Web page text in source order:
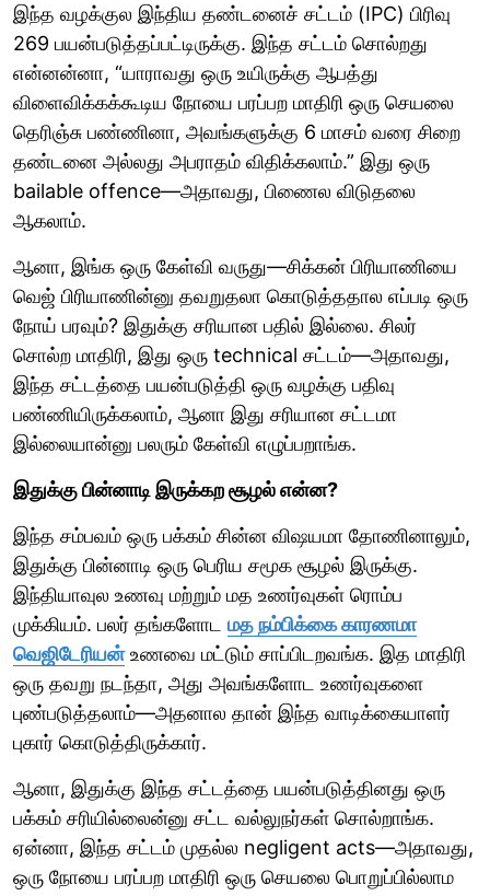
இந்த வழக்குல இந்திய தண்டனைச் சட்டம் (IPC) பிரிவு
269 பயன்படுத்தப்பட்டிருக்கு. இந்த சட்டம் சொல்றது
என்னன்னா, “யாராவது ஒரு உயிருக்கு ஆபத்து
விளைவிக்கக்கூடிய நோயை பரப்பற மாதிரி ஒரு செயலை
தெரிஞ்சு பண்ணினா, அவங்களுக்கு 6 மாசம் வரை சிறை
தண்டனை அல்லது அபராதம் விதிக்கலாம்.” இது ஒரு
bailable offence—அதாவது, பிணைல விடுதலை
ஆகலாம்.
ஆனா, இங்க ஒரு கேள்வி வருது—சிக்கன் பிரியாணியை
வெஜ் பிரியாணின்னு தவறுதலா கொடுத்ததால எப்படி ஒரு
நோய் பரவும்? இதுக்கு சரியான பதில் இல்லை. சிலர்
சொல்ற மாதிரி, இது ஒரு technical சட்டம்—அதாவது,
இந்த சட்டத்தை பயன்படுத்தி ஒரு வழக்கு பதிவு
பண்ணியிருக்கலாம், ஆனா இது சரியான சட்டமா
இல்லையான்னு பலரும் கேள்வி எழுப்பறாங்க.
இதுக்கு பின்னாடி இருக்கற சூழல் என்ன?
இந்த சம்பவம் ஒரு பக்கம் சின்ன விஷயமா தோணினாலும்,
இதுக்கு பின்னாடி ஒரு பெரிய சமூக சூழல் இருக்கு.
இந்தியாவுல உணவு மற்றும் மத உணர்வுகள் ரொம்ப
முக்கியம். பலர் தங்களோட மத நம்பிக்கை காரணமா
வெஜிடேரியன்உணவை மட்டும் சாப்பிடறவங்க. இத மாதிரி
ஒரு தவறு நடந்தா, அது அவங்களோட உணர்வுகளை
புண்படுத்தலாம்—அதனால தான் இந்த வாடிக்கையாளர்
புகார் கொடுத்திருக்கார்.
ஆனா, இதுக்கு இந்த சட்டத்தை பயன்படுத்தினது ஒரு
பக்கம் சரியில்லைன்னு சட்ட வல்லுநர்கள் சொல்றாங்க.
ஏன்னா, இந்த சட்டம் முதல்ல negligent acts—அதாவது,
ஒரு நோயை பரப்பற மாதிரி ஒரு செயலை பொறுப்பில்லாம